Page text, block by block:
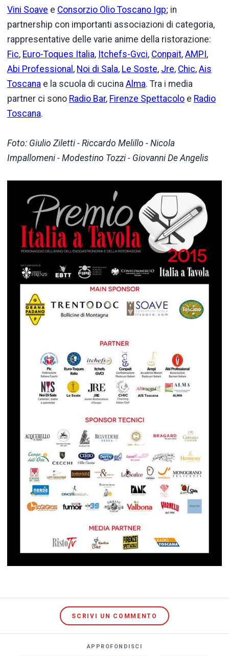
Vini Soave e Consorzio Olio Toscano Igp; in
partnership con importanti associazioni di categoria,
rappresentative delle varie anime della ristorazione:
Fic, Euro-Toques Italia, Itchefs-Gvci, Conpait, AMPI,
Abi Professional , Noi di Sala, Le Soste, Jre, Chic, Ais
Toscana e la scuola di cucina Alma. Tra i media
partner ci sono Radio Bar, Firenze Spettacolo e Radio
Toscana.
Foto: Giulio Ziletti - Riccardo Melillo - Nicola
Impallomeni - Modestino Tozzi - Giovanni De Angelis
SCRIVI UN COMMENTO
APPROFONDISCI